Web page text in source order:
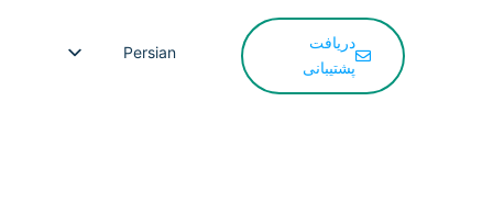
دریافت
پشتیبانی
Persian